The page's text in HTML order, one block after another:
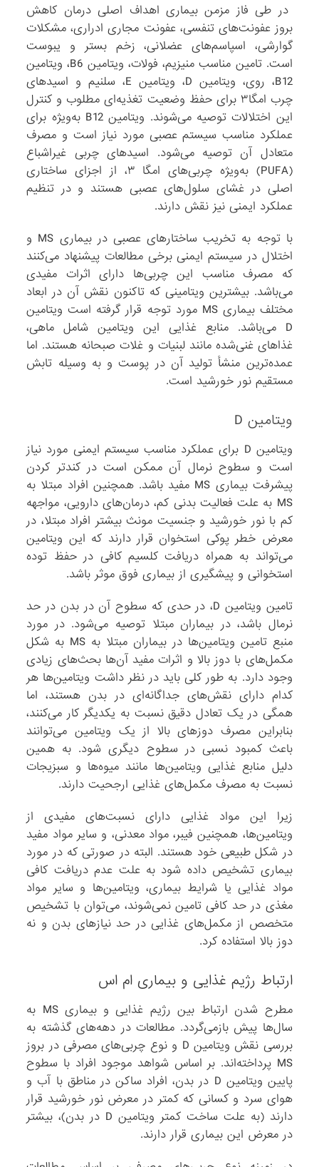
در طی فاز مزمن بیماری اهداف اصلی درمان کاهش
بروز عفونت‌های تنفسی، عفونت مجاری ادراری، مشکلات
گوارشی، اسپاسم‌های عضلانی، زخم بستر و یبوست
است. تامین مناسب منیزیم، فولات، ویتامین B6، ویتامین
B12، روی، ویتامین D، ویتامین E، سلنیم و اسیدهای
چرب امگا۳ برای حفظ وضعیت تغذیه‌ای مطلوب و کنترل
این اختلالات توصیه می‌شوند. ویتامین B12 به‌ویژه برای
عملکرد مناسب سیستم عصبی مورد نیاز است و مصرف
متعادل آن توصیه می‌شود. اسیدهای چربی غیراشباع
(PUFA) به‌ویژه چربی‌های امگا ۳، از اجزای ساختاری
اصلی در غشای سلول‌های عصبی هستند و در تنظیم
عملکرد ایمنی نیز نقش دارند.
با توجه به تخریب ساختارهای عصبی در بیماری MS و
اختلال در سیستم ایمنی برخی مطالعات پیشنهاد می‌کنند
که مصرف مناسب این چربی‌ها دارای اثرات مفیدی
می‌باشد. بیشترین ویتامینی که تاکنون نقش آن در ابعاد
مختلف بیماری MS مورد توجه قرار گرفته است ویتامین
D می‌باشد. منابع غذایی این ویتامین شامل ماهی،
غذاهای غنی‌شده مانند لبنیات و غلات صبحانه هستند. اما
عمده‌ترین منشأ تولید آن در پوست و به وسیله تابش
مستقیم نور خورشید است.
ویتامین D
ویتامین D برای عملکرد مناسب سیستم ایمنی مورد نیاز
است و سطوح نرمال آن ممکن است در کندتر کردن
پیشرفت بیماری MS مفید باشد. همچنین افراد مبتلا به
MS به علت فعالیت بدنی کم، درمان‌های دارویی، مواجهه
کم با نور خورشید و جنسیت مونث بیشتر افراد مبتلا، در
معرض خطر پوکی استخوان قرار دارند که این ویتامین
می‌تواند به همراه دریافت کلسیم کافی در حفظ توده
استخوانی و پیشگیری از بیماری فوق موثر باشد.
تامین ویتامین D، در حدی که سطوح آن در بدن در حد
نرمال باشد، در بیماران مبتلا توصیه می‌شود. در مورد
منبع تامین ویتامین‌ها در بیماران مبتلا به MS به شکل
مکمل‌های با دوز بالا و اثرات مفید آن‌ها بحث‌های زیادی
وجود دارد. به طور کلی باید در نظر داشت ویتامین‌ها هر
کدام دارای نقش‌های جداگانه‌ای در بدن هستند، اما
همگی در یک تعادل دقیق نسبت به یکدیگر کار می‌کنند،
بنابراین مصرف دوزهای بالا از یک ویتامین می‌توانند
باعث کمبود نسبی در سطوح دیگری شود. به همین
دلیل منابع غذایی ویتامین‌ها مانند میوه‌ها و سبزیجات
نسبت به مصرف مکمل‌های غذایی ارجحیت دارند.
زیرا این مواد غذایی دارای نسبت‌های مفیدی از
ویتامین‌ها، همچنین فیبر، مواد معدنی، و سایر مواد مفید
در شکل طبیعی خود هستند. البته در صورتی که در مورد
بیماری تشخیص داده شود به علت عدم دریافت کافی
مواد غذایی یا شرایط بیماری، ویتامین‌ها و سایر مواد
مغذی در حد کافی تامین نمی‌شوند، می‌توان با تشخیص
متخصص از مکمل‌های غذایی در حد نیازهای بدن و نه
دوز بالا استفاده کرد.
ارتباط رژیم غذایی و بیماری ام اس
مطرح شدن ارتباط بین رژیم غذایی و بیماری MS به
سال‌ها پیش بازمی‌گردد. مطالعات در دهه‌های گذشته به
بررسی نقش ویتامین D و نوع چربی‌های مصرفی در بروز
MS پرداخته‌اند. بر اساس شواهد موجود افراد با سطوح
پایین ویتامین D در بدن، افراد ساکن در مناطق با آب و
هوای سرد و کسانی که کمتر در معرض نور خورشید قرار
دارند (به علت ساخت کمتر ویتامین D در بدن)، بیشتر
در معرض این بیماری قرار دارند.